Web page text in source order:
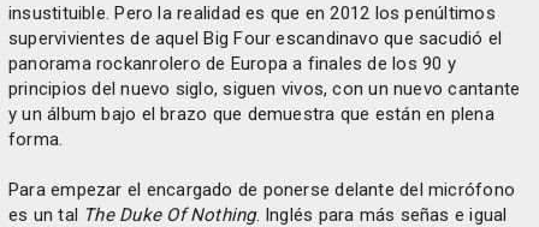
insustituible. Pero la realidad es que en 2012 los penúltimos
supervivientes de aquel Big Four escandinavo que sacudió el
panorama rockanrolero de Europa a finales de los 90 y
principios del nuevo siglo, siguen vivos, con un nuevo cantante
y un álbum bajo el brazo que demuestra que están en plena
forma.
Para empezar el encargado de ponerse delante del micrófono
es un tal The Duke Of Nothing. Inglés para más señas e igual